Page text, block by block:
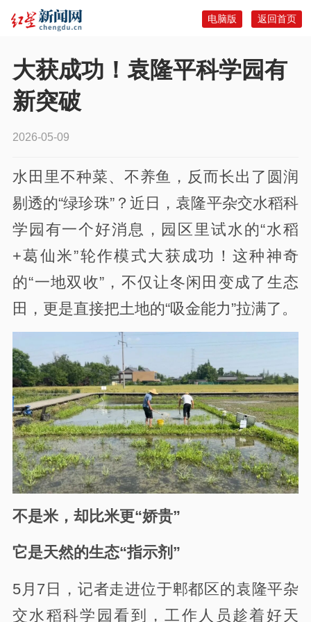
返回首页
电脑版
大获成功！袁隆平科学园有
新突破
2026-05-09
水田里不种菜、不养鱼， 反而长出了圆润
剔透的“绿珍珠”？近日，袁隆平杂交水稻科
学园有一个好消息，园区里试水的“水稻
+葛仙米”轮作模式大获成功！这种神奇
的“一地双收”，不仅让冬闲田变成了生态
田，更是直接把土地的“吸金能力”拉满了。
不是米，却比米更“娇贵”
它是天然的生态“指示剂”
5月7日，记者走进位于郫都区的袁隆平杂
交水稻科学园看到，工作人员趁着好天